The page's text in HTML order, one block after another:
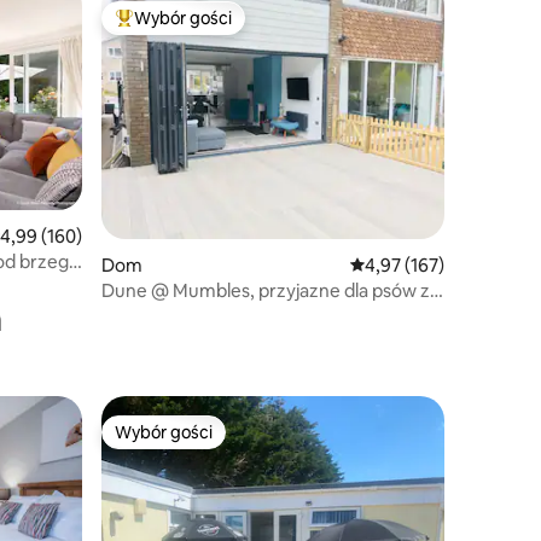
gości
ocena: 4,99 na 5, liczba recenzji: 160
4,99 (160)
brzegu
Najpopularniejsze z kategorii Wybór gości
Wybór gości
Dom Średnia ocena: 4,97
4,97 (167)
Dune @ Mumbles, przyjazne dla psów z
Wybór gości
Wybór gości